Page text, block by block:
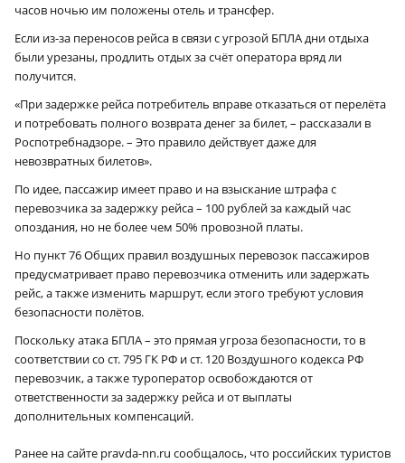
часов ночью им положены отель и трансфер.
Если из-за переносов рейса в связи с угрозой БПЛА дни отдыха
были урезаны, продлить отдых за счёт оператора вряд ли
получится.
«При задержке рейса потребитель вправе отказаться от перелёта
и потребовать полного возврата денег за билет, – рассказали в
Роспотребнадзоре. – Это правило действует даже для
невозвратных билетов».
По идее, пассажир имеет право и на взыскание штрафа с
перевозчика за задержку рейса – 100 рублей за каждый час
опоздания, но не более чем 50% провозной платы.
Но пункт 76 Общих правил воздушных перевозок пассажиров
предусматривает право перевозчика отменить или задержать
рейс, а также изменить маршрут, если этого требуют условия
безопасности полётов.
Поскольку атака БПЛА – это прямая угроза безопасности, то в
соответствии со ст. 795 ГК РФ и ст. 120 Воздушного кодекса РФ
перевозчик, а также туроператор освобождаются от
ответственности за задержку рейса и от выплаты
дополнительных компенсаций.
Ранее на сайте pravda-nn.ru сообщалось, что российских туристов